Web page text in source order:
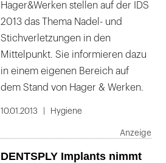
Hager&Werken stellen auf der IDS
2013 das Thema Nadel- und
Stichverletzungen in den
Mittelpunkt. Sie informieren dazu
in einem eigenen Bereich auf
dem Stand von Hager & Werken.
10.01.2013 Hygiene
DENTSPLY Implants nimmt